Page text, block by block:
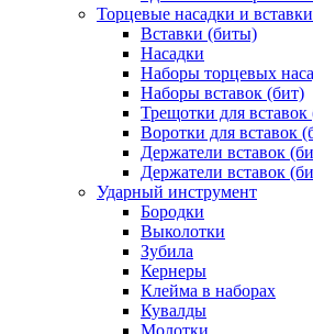
Торцевые насадки и
Вставки (биты)
Насадки
Наборы торцевых
Наборы вставок (бит)
Трещотки для вставок
Воротки для вставок
Держатели вставок
Держатели вставок
Ударный инструмент
Бородки
Выколотки
Зубила
Кернеры
Клейма в наборах
Кувалды
Молотки